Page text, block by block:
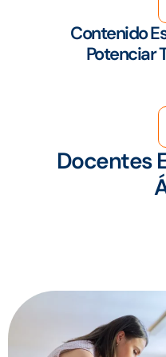
Contenido
Potenciar
Docentes